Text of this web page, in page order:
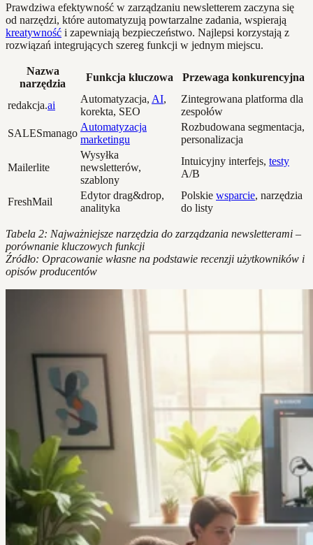
Prawdziwa efektywność w zarządzaniu newsletterem zaczyna się
od narzędzi, które automatyzują powtarzalne zadania, wspierają
kreatywność i zapewniają bezpieczeństwo. Najlepsi korzystają z
rozwiązań integrujących szereg funkcji w jednym miejscu.
Nazwa
narzędzia
Funkcja kluczowa Przewaga konkurencyjna
redakcja.ai
Automatyzacja, AI,
korekta, SEO
Zintegrowana platforma dla
zespołów
SALESmanago
Automatyzacja
marketingu
Rozbudowana segmentacja,
personalizacja
Mailerlite
Wysyłka
newsletterów,
szablony
Intuicyjny interfejs, testy
A/B
FreshMail
Edytor drag&drop,
analityka
Polskie wsparcie, narzędzia
do listy
Tabela 2: Najważniejsze narzędzia do zarządzania newsletterami –
porównanie kluczowych funkcji
Źródło: Opracowanie własne na podstawie recenzji użytkowników i
opisów producentów